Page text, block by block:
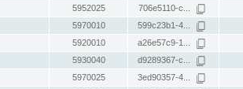
5952025 706e5110-c...
5970010 599c23b1-4...
5920010 a26e57c9-1...
5930040 d9289367-c...
5970025 3ed90357-4...